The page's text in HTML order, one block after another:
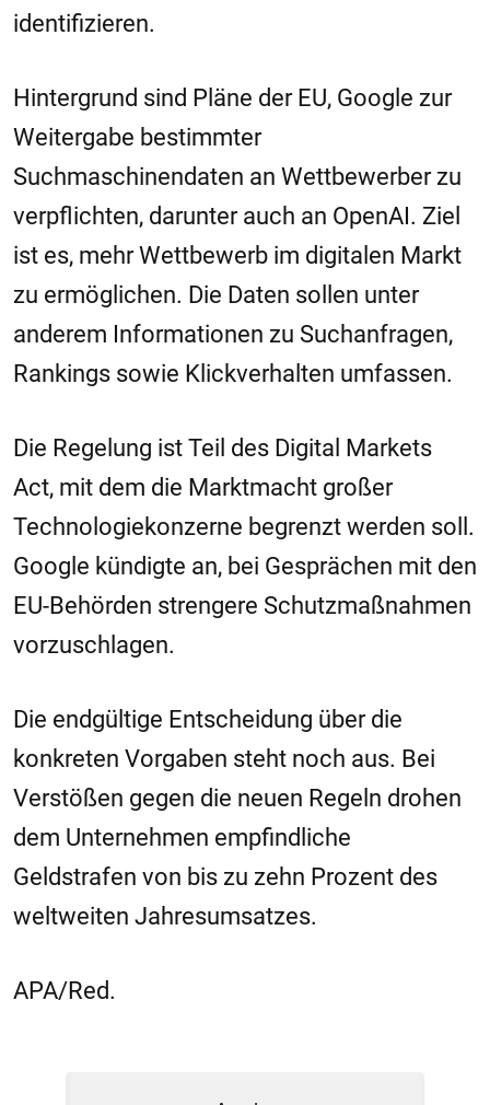
identifizieren.
Hintergrund sind Pläne der EU, Google zur
Weitergabe bestimmter
Suchmaschinendaten an Wettbewerber zu
verpflichten, darunter auch an OpenAI. Ziel
ist es, mehr Wettbewerb im digitalen Markt
zu ermöglichen. Die Daten sollen unter
anderem Informationen zu Suchanfragen,
Rankings sowie Klickverhalten umfassen.
Die Regelung ist Teil des Digital Markets
Act, mit dem die Marktmacht großer
Technologiekonzerne begrenzt werden soll.
Google kündigte an, bei Gesprächen mit den
EU-Behörden strengere Schutzmaßnahmen
vorzuschlagen.
Die endgültige Entscheidung über die
konkreten Vorgaben steht noch aus. Bei
Verstößen gegen die neuen Regeln drohen
dem Unternehmen empfindliche
Geldstrafen von bis zu zehn Prozent des
weltweiten Jahresumsatzes.
APA/Red.